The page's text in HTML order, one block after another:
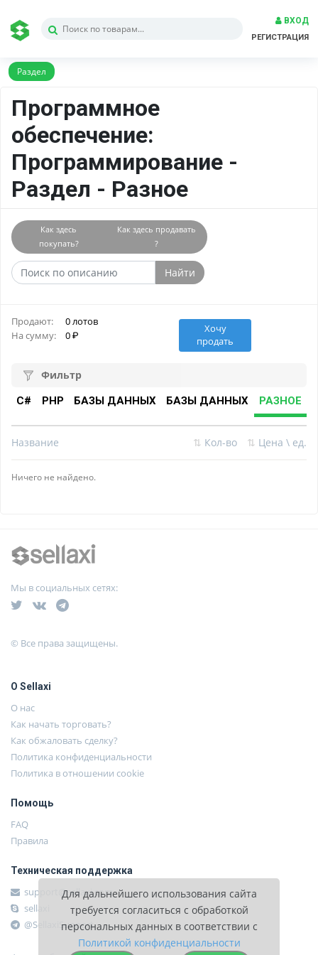
Для дальнейшего использования сайта
требуется согласиться с обработкой
персональных данных в соответствии с
Политикой конфиденциальности
ВХОД
РЕГИСТРАЦИЯ
Раздел
Программное
обеспечение:
Программирование -
Раздел - Разное
Как здесь
покупать?
Как здесь продавать
?
Найти
Продают:
0 лотов
На сумму:
0
Хочу
продать
Фильтр
C# PHP БАЗЫ ДАННЫХ БАЗЫ ДАННЫХ РАЗНОЕ
Название ⇅ Кол-во ⇅ Цена \ ед.
Ничего не найдено.
Мы в социальных сетях:
© Все права защищены.
О Sellaxi
О нас
Как начать торговать?
Как обжаловать сделку?
Политика конфиденциальности
Политика в отношении cookie
Помощь
FAQ
Правила
Техническая поддержка
support@sellaxi.com
sellaxi
@SellaxiSupport